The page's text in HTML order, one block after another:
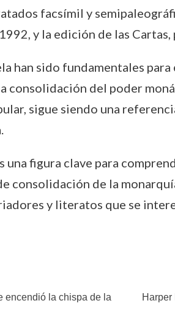
facsímil y
y la edición de las
han sido fundamentales
consolidación del poder
sigue siendo una
figura clave para
consolidación de la
y literatos que se
encendió la chispa de la
Harper